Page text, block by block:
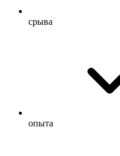
срыва
опыта